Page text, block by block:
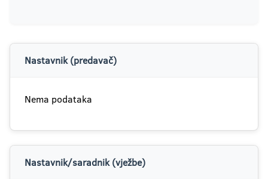
Nastavnik (predavač)
Nema podataka
Nastavnik/saradnik (vježbe)